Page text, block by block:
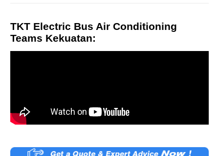
TKT Electric Bus Air Conditioning
Teams Kekuatan: